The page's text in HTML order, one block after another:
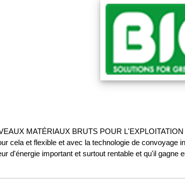
MATÉRIAUX BRUTS POUR
cela et flexible et avec la technologie de convoyage
d'énergie important et surtout rentable et qu'il gagne